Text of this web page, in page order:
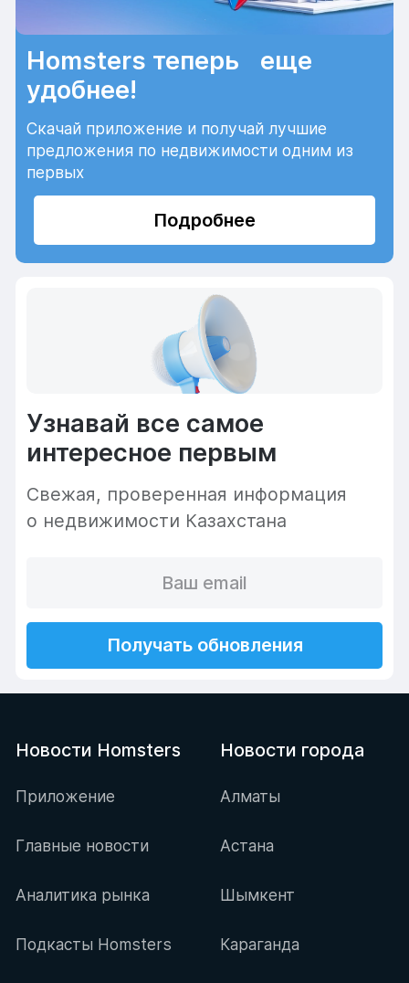
Homsters теперь еще
удобнее!
Скачай приложение и получай лучшие
предложения по недвижимости одним из
первых
Подробнее
Узнавай все самое
интересное первым
Cвежая, проверенная информация
о недвижимости Казахстана
Получать обновления
Новости Homsters
Приложение
Главные новости
Аналитика рынка
Подкасты Homsters
Новости города
Алматы
Астана
Шымкент
Караганда